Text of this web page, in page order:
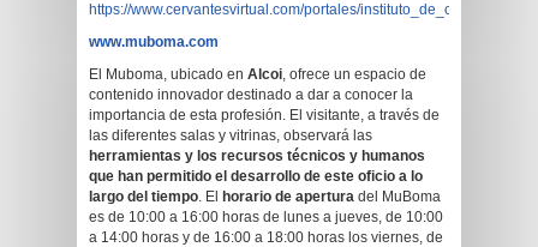
https://www.cervantesvirtual.com/portales/
www.muboma.com
El Muboma, ubicado en Alcoi, ofrece un espacio de
contenido innovador destinado a dar a conocer la
importancia de esta profesión. El visitante, a través de
las diferentes salas y vitrinas, observará las
herramientas y los recursos técnicos y humanos
que han permitido el desarrollo de este oficio a lo
largo del tiempo. El horario de apertura del MuBoma
es de 10:00 a 16:00 horas de lunes a jueves, de 10:00
a 14:00 horas y de 16:00 a 18:00 horas los viernes, de